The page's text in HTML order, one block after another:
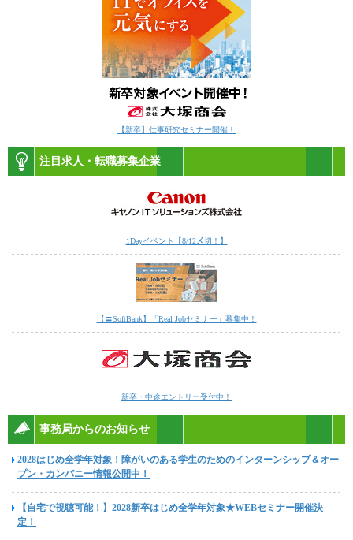
【新卒】仕事研究セミナー開催！
注目求人・転職募集企業
1Dayイベント【8/12〆切！】
【〓SoftBank】「Real Jobセミナー」募集中！
新卒・中途エントリー受付中！
事務局からのお知らせ
2028はじめ全学年対象！障がいのある学生のためのインターンシップ＆オー
プン・カンパニー情報公開中！
【自宅で視聴可能！】2028新卒はじめ全学年対象★WEBセミナー開催決
定！